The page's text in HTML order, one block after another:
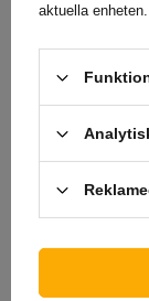
Axlarna är
(kompakta
aktuella enheten.